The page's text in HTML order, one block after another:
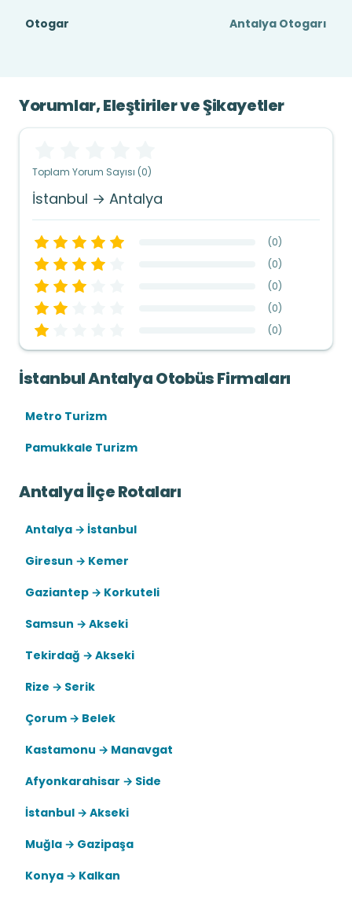
Otogar
Antalya Otogarı
Yorumlar, Eleştiriler ve Şikayetler
Toplam Yorum Sayısı (0)
İstanbul → Antalya
(0)
(0)
(0)
(0)
(0)
İstanbul Antalya Otobüs Firmaları
Metro Turizm
Pamukkale Turizm
Antalya İlçe Rotaları
Antalya → İstanbul
Giresun → Kemer
Gaziantep → Korkuteli
Samsun → Akseki
Tekirdağ → Akseki
Rize → Serik
Çorum → Belek
Kastamonu → Manavgat
Afyonkarahisar → Side
İstanbul → Akseki
Muğla → Gazipaşa
Konya → Kalkan